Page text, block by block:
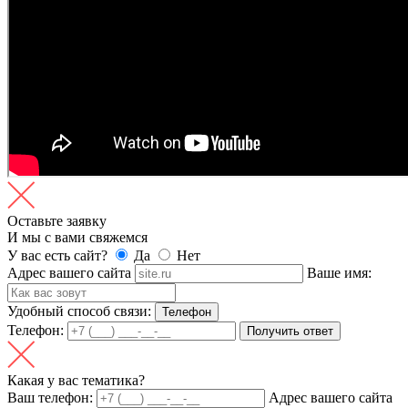
Оставьте заявку
И мы с вами свяжемся
У вас есть сайт?
Да
Нет
Адрес вашего сайта
Ваше имя:
Удобный способ связи: Телефон
Телефон: Получить ответ
Какая у вас тематика?
Ваш телефон:
Адрес вашего сайта